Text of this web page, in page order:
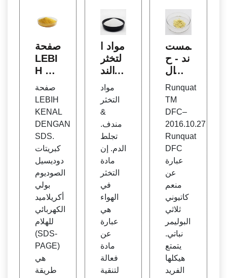
صفحة
LEBI
H KE
NAL
DEN
GAN
SDS
- كلية
بيريكا
نان دا
ن كيل
وتان،
كلية م
صايد
الأسم
اك وال
بحرية
صفحة
LEBIH
KENAL
DENGAN
SDS.
كبريتات
دوديسيل
الصوديوم
بولي
أكريلاميد
الكهربائي
للهلام
(SDS-
PAGE)
هي
طريقة
مواد ا
لتخثر
& الند
ف –
معالج
ة الهو
اء / ال
ماء ف
ي بنج
ولاها
ن
مواد
التخثر
&
مندف.
تجلط
الدم. إن
مادة
التخثر
في
الهواء
هي
عبارة
عن
مادة
فعالة
لتنقية
المست
ند - ح
زب ال
عمال.
Marg
a Dw
i Ken
cana
Runquat
TM
DFC–
2016.10.27
Runquat
DFC
عبارة
عن
منعم
كاتيوني
ثلاثي
البوليمر
نباتي.
يتمتع
هيكلها
الفريد